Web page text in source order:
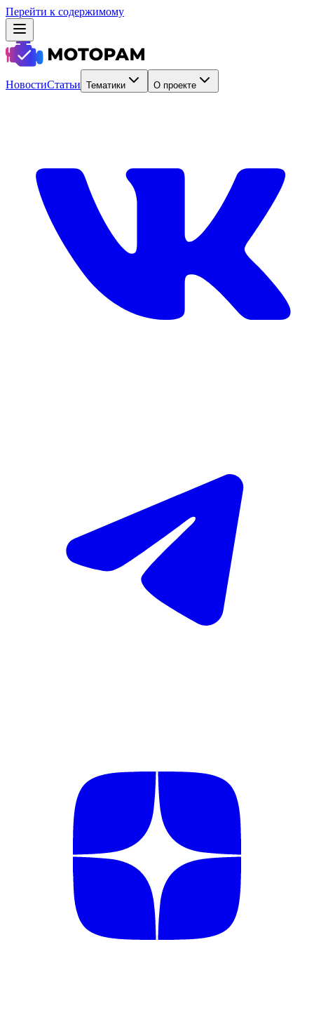
Перейти к содержимому
НовостиСтатьи Тематики О проекте